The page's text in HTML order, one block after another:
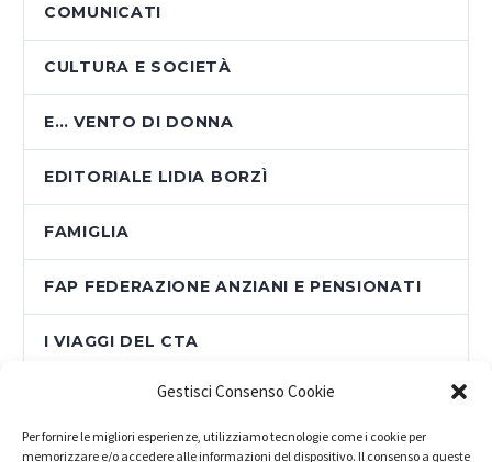
Gestisci Consenso Cookie
Per fornire le migliori esperienze, utilizziamo tecnologie come i cookie per
memorizzare e/o accedere alle informazioni del dispositivo. Il consenso a queste
COMUNICATI
CULTURA E SOCIETÀ
E… VENTO DI DONNA
EDITORIALE LIDIA BORZÌ
FAMIGLIA
FAP FEDERAZIONE ANZIANI E PENSIONATI
I VIAGGI DEL CTA
IL "NOSTRO" GIOVANNI PAOLO II
IN EVIDENZA